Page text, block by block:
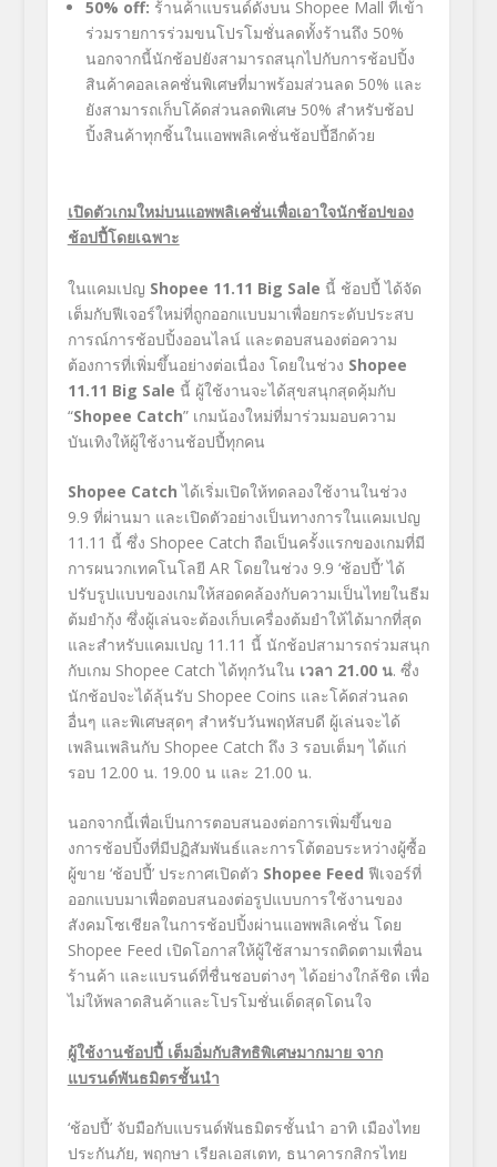
50% off: ร้านค้าแบรนด์ดังบน Shopee Mall ที่เข้า
ร่วมรายการร่วมขนโปรโมชั่นลดทั้งร้านถึง 50%
นอกจากนี้นักช้อปยังสามารถสนุกไปกับการช้อปปิ้ง
สินค้าคอลเลคชั่นพิเศษที่มาพร้อมส่วนลด 50% และ
ยังสามารถเก็บโค้ดส่วนลดพิเศษ 50% สำหรับช้อป
ปิ้งสินค้าทุกชิ้นในแอพพลิเคชั่นช้อปปี้อีกด้วย
เปิดตัวเกมใหม่บนแอพพลิเคชั่นเพื่อเอาใจนักช้อปของ
ช้อปปี้โดยเฉพาะ
ในแคมเปญ Shopee 11.11 Big Sale นี้ ช้อปปี้ ได้จัด
เต็มกับฟีเจอร์ใหม่ที่ถูกออกแบบมาเพื่อยกระดับประสบ
การณ์การช้อปปิ้งออนไลน์ และตอบสนองต่อความ
ต้องการที่เพิ่มขึ้นอย่างต่อเนื่อง โดยในช่วง Shopee
11.11 Big Sale นี้ ผู้ใช้งานจะได้สุขสนุกสุดคุ้มกับ
“Shopee Catch” เกมน้องใหม่ที่มาร่วมมอบความ
บันเทิงให้ผู้ใช้งานช้อปปี้ทุกคน
Shopee Catch ได้เริ่มเปิดให้ทดลองใช้งานในช่วง
9.9 ที่ผ่านมา และเปิดตัวอย่างเป็นทางการในแคมเปญ
11.11 นี้ ซึ่ง Shopee Catch ถือเป็นครั้งแรกของเกมที่มี
การผนวกเทคโนโลยี AR โดยในช่วง 9.9 ‘ช้อปปี้’ ได้
ปรับรูปแบบของเกมให้สอดคล้องกับความเป็นไทยในธีม
ต้มยำกุ้ง ซึ่งผู้เล่นจะต้องเก็บเครื่องต้มยำให้ได้มากที่สุด
และสำหรับแคมเปญ 11.11 นี้ นักช้อปสามารถร่วมสนุก
กับเกม Shopee Catch ได้ทุกวันใน เวลา 21.00 น. ซึ่ง
นักช้อปจะได้ลุ้นรับ Shopee Coins และโค้ดส่วนลด
อื่นๆ และพิเศษสุดๆ สำหรับวันพฤหัสบดี ผู้เล่นจะได้
เพลินเพลินกับ Shopee Catch ถึง 3 รอบเต็มๆ ได้แก่
รอบ 12.00 น. 19.00 น และ 21.00 น.
นอกจากนี้เพื่อเป็นการตอบสนองต่อการเพิ่มขึ้นขอ
งการช้อปปิ้งที่มีปฏิสัมพันธ์และการโต้ตอบระหว่างผู้ซื้อ
ผู้ขาย ‘ช้อปปี้’ ประกาศเปิดตัว Shopee Feed ฟีเจอร์ที่
ออกแบบมาเพื่อตอบสนองต่อรูปแบบการใช้งานของ
สังคมโซเชียลในการช้อปปิ้งผ่านแอพพลิเคชั่น โดย
Shopee Feed เปิดโอกาสให้ผู้ใช้สามารถติดตามเพื่อน
ร้านค้า และแบรนด์ที่ชื่นชอบต่างๆ ได้อย่างใกล้ชิด เพื่อ
ไม่ให้พลาดสินค้าและโปรโมชั่นเด็ดสุดโดนใจ
ผู้ใช้งานช้อปปี้ เต็มอิ่มกับสิทธิพิเศษมากมาย จาก
แบรนด์พันธมิตรชั้นนำ
‘ช้อปปี้’ จับมือกับแบรนด์พันธมิตรชั้นนำ อาทิ เมืองไทย
ประกันภัย, พฤกษา เรียลเอสเตท, ธนาคารกสิกรไทย